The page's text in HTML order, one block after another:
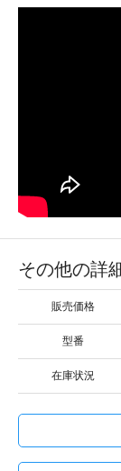
その他の詳
販売価格
型番
在庫状況